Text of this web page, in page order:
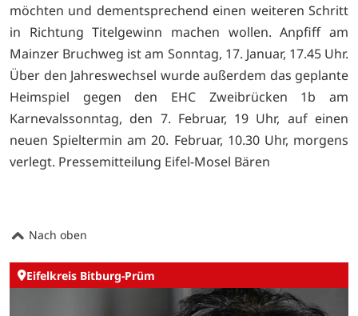
möchten und dementsprechend einen weiteren Schritt
in Richtung Titelgewinn machen wollen. Anpfiff am
Mainzer Bruchweg ist am Sonntag, 17. Januar, 17.45 Uhr.
Über den Jahreswechsel wurde außerdem das geplante
Heimspiel gegen den EHC Zweibrücken 1b am
Karnevalssonntag, den 7. Februar, 19 Uhr, auf einen
neuen Spieltermin am 20. Februar, 10.30 Uhr, morgens
verlegt. Pressemitteilung Eifel-Mosel Bären
Nach oben
Eifelkreis Bitburg-Prüm